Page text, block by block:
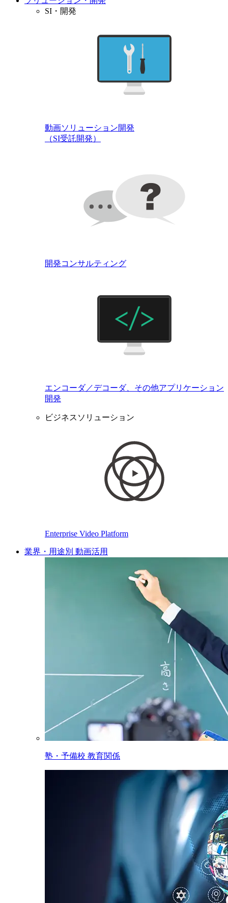
SI・開発
動画ソリューション開発
（SI受託開発）
開発コンサルティング
エンコーダ／デコーダ、その他アプリケーション
開発
ビジネスソリューション
Enterprise Video Platform
業界・用途別 動画活用
塾・予備校 教育関係